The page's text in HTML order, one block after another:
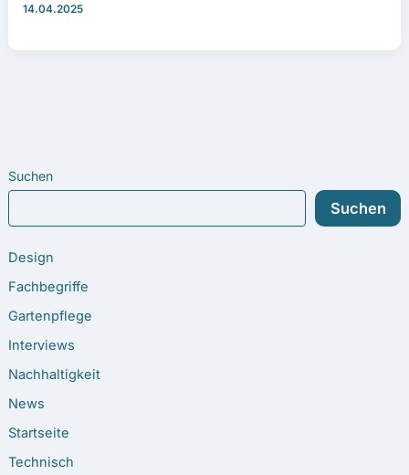
Suchen
Suchen
Design
Fachbegriffe
Gartenpflege
Interviews
Nachhaltigkeit
News
Startseite
Technisch
14.04.2025